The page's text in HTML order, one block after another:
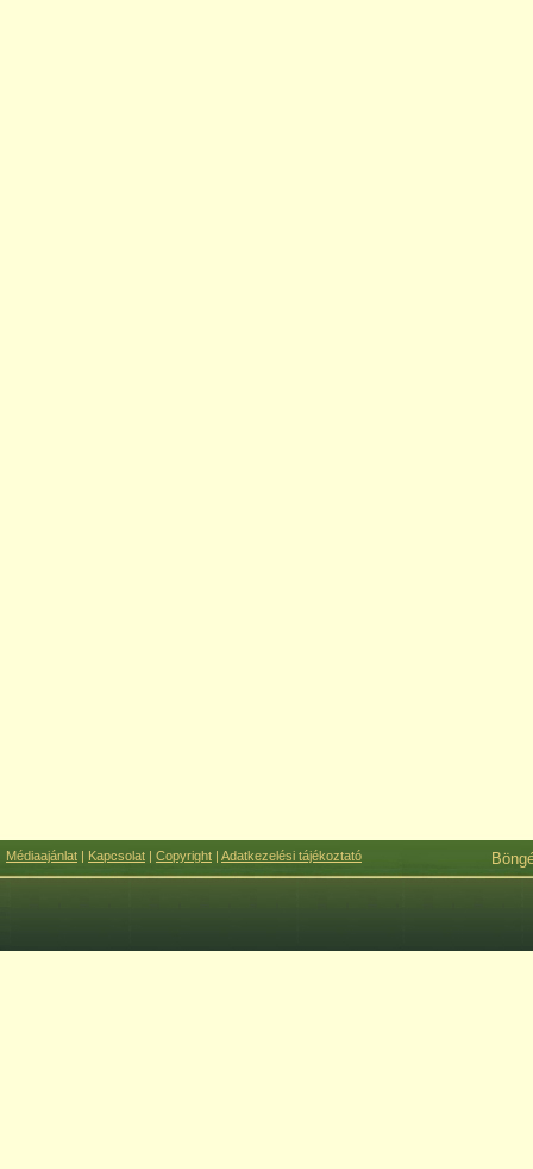
Médiaajánlat | Kapcsolat | Copyright | Adatkezelési tájékoztató